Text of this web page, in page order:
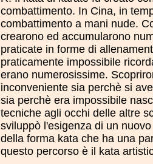
combattimento. In Cina, in
combattimento a mani nude.
crearono ed accumularono
praticate in forme di
praticamente impossibile
erano numerosissime.
inconveniente sia perchè si
sia perchè era impossibile
tecniche agli occhi delle altre
sviluppò l'esigenza di un
della forma kata che ha una
questo percorso è il kata